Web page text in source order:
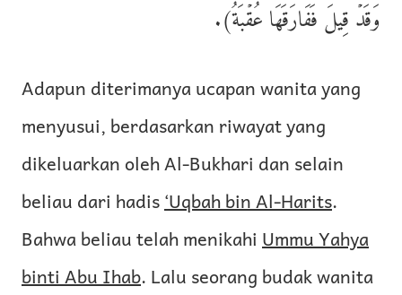
وَقَدۡ قِيلَ فَفَارَقَهَا عُقۡبَةُ).
Adapun diterimanya ucapan wanita yang
menyusui, berdasarkan riwayat yang
dikeluarkan oleh Al-Bukhari dan selain
beliau dari hadis‘Uqbah bin Al-Harits.
Bahwa beliau telah menikahi Ummu Yahya
binti Abu Ihab. Lalu seorang budak wanita